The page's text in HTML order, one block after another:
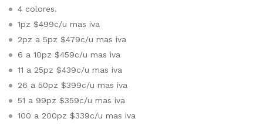
4 colores.
1pz $499c/u mas iva
2pz a 5pz $479c/u mas iva
6 a 10pz $459c/u mas iva
11 a 25pz $439c/u mas iva
26 a 50pz $399c/u mas iva
51 a 99pz $359c/u mas iva
100 a 200pz $339c/u mas iva